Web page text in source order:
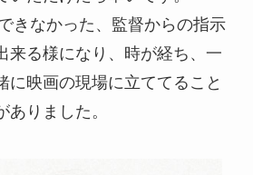
きなかった、監督からの指示
来る様になり、時が経ち、一
に映画の現場に立ててること
りました。